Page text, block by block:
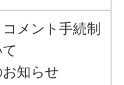
メント手続制
お知らせ